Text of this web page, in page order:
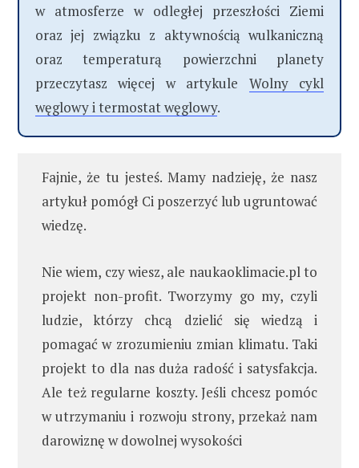
w atmosferze w odległej przeszłości Ziemi
oraz jej związku z aktywnością wulkaniczną
oraz temperaturą powierzchni planety
przeczytasz więcej w artykule Wolny cykl
węglowy i termostat węglowy.
Fajnie, że tu jesteś. Mamy nadzieję, że nasz
artykuł pomógł Ci poszerzyć lub ugruntować
wiedzę.
Nie wiem, czy wiesz, ale naukaoklimacie.pl to
projekt non-profit. Tworzymy go my, czyli
ludzie, którzy chcą dzielić się wiedzą i
pomagać w zrozumieniu zmian klimatu. Taki
projekt to dla nas duża radość i satysfakcja.
Ale też regularne koszty. Jeśli chcesz pomóc
w utrzymaniu i rozwoju strony, przekaż nam
darowiznę w dowolnej wysokości